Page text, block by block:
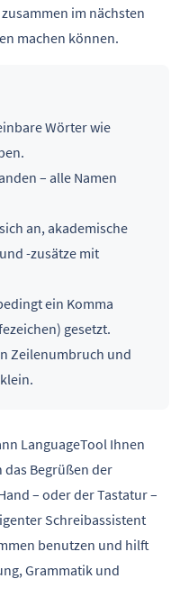
im nächsten
machen können.
Wörter wie
– alle Namen
an, akademische
-zusätze mit
ein Komma
gesetzt.
Zeilenumbruch und
LanguageTool Ihnen
Begrüßen der
– oder der Tastatur –
Schreibassistent
benutzen und hilft
Grammatik und